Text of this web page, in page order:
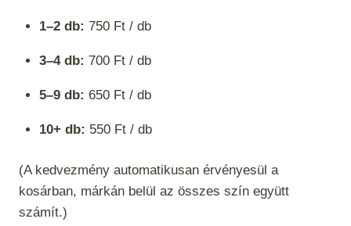
1–2 db: 750Ft / db
3–4 db: 700 Ft / db
5–9 db: 650 Ft / db
10+ db: 550 Ft / db
(A kedvezmény automatikusan érvényesül a
kosárban, márkán belül az összes szín együtt
számít.)